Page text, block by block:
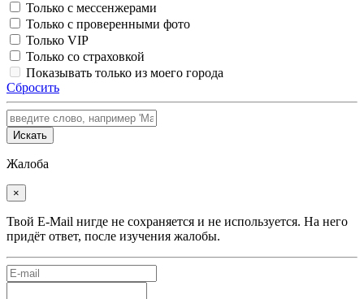
Только с мессенжерами
Только с проверенными фото
Только VIP
Только со страховкой
Показывать только из моего города
Сбросить
Искать
Жалоба
×
Твой E-Mail нигде не сохраняется и не используется. На него
придёт ответ, после изучения жалобы.